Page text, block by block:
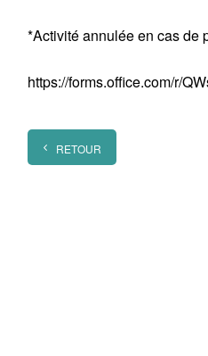
*Activité annulée en cas de
https://forms.office.com/r/
RETOUR